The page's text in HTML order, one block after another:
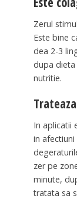
Zerul
Este bine
dea 2-3
dupa dieta
nutritie.
In aplicatii
in afectiuni
zer pe
minute,
tratata sa